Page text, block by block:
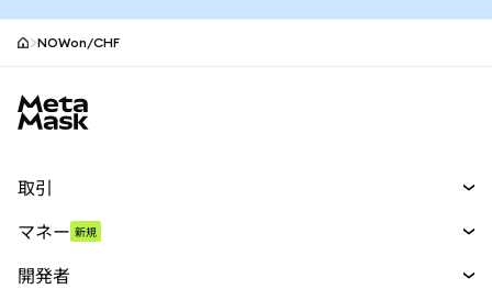
NOWon/CHF
取引
パーペチュアル
マネー 新規
開発者